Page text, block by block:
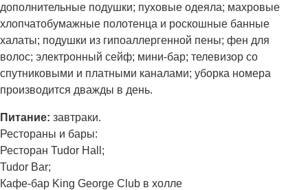
дополнительные подушки; пуховые одеяла; махровые
хлопчатобумажные полотенца и роскошные банные
халаты; подушки из гипоаллергенной пены; фен для
волос; электронный сейф; мини-бар; телевизор со
спутниковыми и платными каналами; уборка номера
производится дважды в день.
Питание: завтраки.
Рестораны и бары:
Ресторан Tudor Hall;
Tudor Bar;
Кафе-бар King George Club в холле